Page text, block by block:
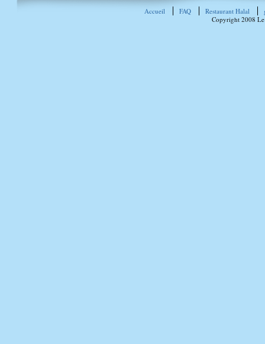
Accueil FAQ Restaurant Halal
Copyright 2008